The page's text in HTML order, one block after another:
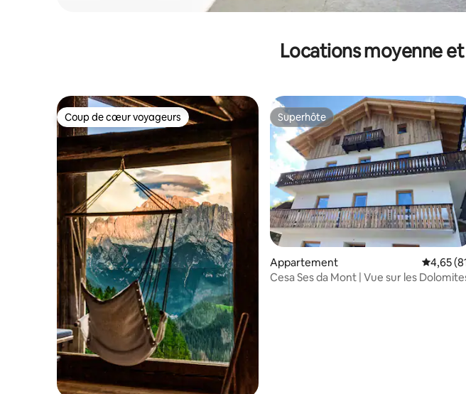
Locations moyenne
Coup de cœur voyageurs
Coup de cœur voyageurs Superhôte
Superhôte
Appartement
4,65
Cesa Ses da Mont | Vue sur les